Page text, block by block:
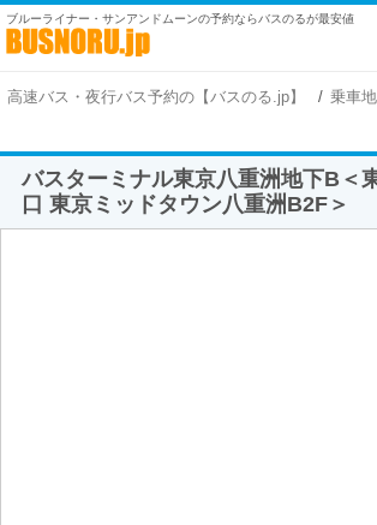
ブルーライナー・サンアンドムーンの予約ならバスのるが最安値
高速バス・夜行バス予約の【バスのる.jp】 乗車
バスターミナル東京八重洲地下B＜
口 東京ミッドタウン八重洲B2F＞